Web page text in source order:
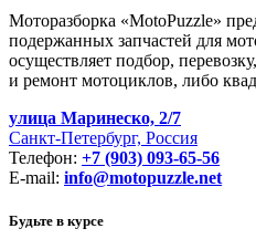
Моторазборка «MotoPuzzle»
подержанных запчастей для
осуществляет подбор,
и ремонт мотоциклов, либо
улица Маринеско, 2/7
Санкт-Петербург, Россия
Телефон: +7 (903) 093-65-56
E-mail: info@motopuzzle.net
Будьте в курсе